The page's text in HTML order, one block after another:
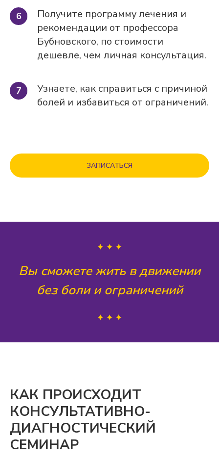
Получите программу лечения и
рекомендации от профессора
Бубновского, по стоимости
дешевле, чем личная консультация.
Узнаете, как справиться с причиной
болей и избавиться от ограничений.
ЗАПИСАТЬСЯ
Вы сможете жить в движении
без боли и ограничений
КАК ПРОИСХОДИТ
КОНСУЛЬТАТИВНО-
ДИАГНОСТИЧЕСКИЙ
СЕМИНАР